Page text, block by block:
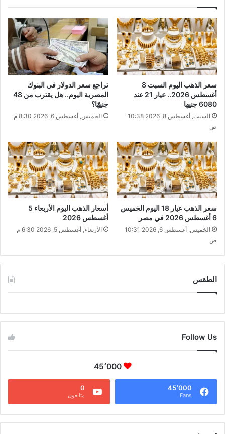
سعر الذهب اليوم السبت 8
أغسطس 2026.. عيار 21 عند
6080 جنيها
السبت, أغسطس 8, 2026 10:38
ص
تراجع سعر الدولار في البنوك
المصرية اليوم.. هل يقترب من 48
جنيهًا؟
الخميس, أغسطس 6, 2026 8:30 م
سعر الذهب عيار 18 اليوم الخميس
6 أغسطس 2026 في مصر
الخميس, أغسطس 6, 2026 10:31
ص
أسعار الذهب اليوم الأربعاء 5
أغسطس 2026
الأربعاء, أغسطس 5, 2026 6:30 م
الطقس
Follow Us
45٬000
45٬000
Fans
0
متابعون